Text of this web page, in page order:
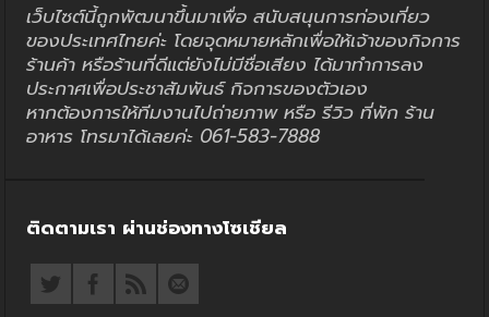
เว็บไซต์นี้ถูกพัฒนาขึ้นมาเพื่อ สนับสนุนการท่องเที่ยว
ของประเทศไทยค่ะ โดยจุดหมายหลักเพื่อให้เจ้าของกิจการ
ร้านค้า หรือร้านที่ดีแต่ยังไม่มีชื่อเสียง ได้มาทำการลง
ประกาศเพื่อประชาสัมพันธ์ กิจการของตัวเอง
หากต้องการให้ทีมงานไปถ่ายภาพ หรือ รีวิว ที่พัก ร้าน
อาหาร โทรมาได้เลยค่ะ 061-583-7888
ติดตามเรา ผ่านช่องทางโซเชียล